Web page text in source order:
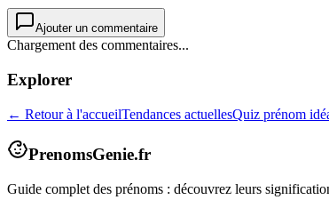
Ajouter un commentaire
Chargement des commentaires...
Explorer
← Retour à l'accueilTendances actuellesQuiz prénom
PrenomsGenie.fr
Guide complet des prénoms : découvrez leurs